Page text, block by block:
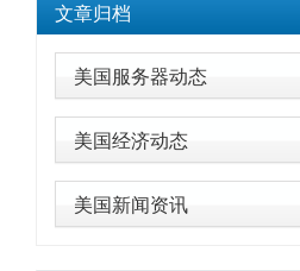
文章归档
美国服务器动态
美国经济动态
美国新闻资讯